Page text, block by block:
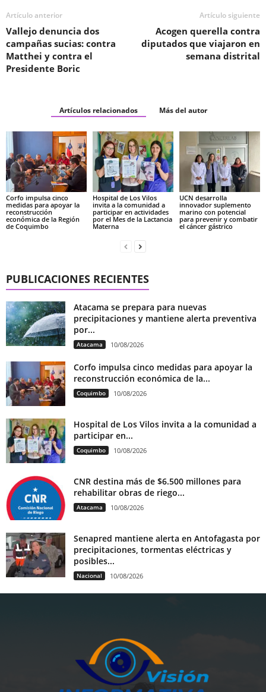
Artículo anterior
Vallejo denuncia dos
campañas sucias: contra
Matthei y contra el
Presidente Boric
Artículo siguiente
Acogen querella contra
diputados que viajaron en
semana distrital
Artículos relacionados Más del autor
Corfo impulsa cinco
medidas para apoyar la
reconstrucción
económica de la Región
de Coquimbo
Hospital de Los Vilos
invita a la comunidad a
participar en actividades
por el Mes de la Lactancia
Materna
UCN desarrolla
innovador suplemento
marino con potencial
para prevenir y combatir
el cáncer gástrico
PUBLICACIONES RECIENTES
Atacama se prepara para nuevas
precipitaciones y mantiene alerta preventiva
por...
Atacama 10/08/2026
Corfo impulsa cinco medidas para apoyar la
reconstrucción económica de la...
Coquimbo 10/08/2026
Hospital de Los Vilos invita a la comunidad a
participar en...
Coquimbo 10/08/2026
CNR destina más de $6.500 millones para
rehabilitar obras de riego...
Atacama 10/08/2026
Senapred mantiene alerta en Antofagasta por
precipitaciones, tormentas eléctricas y
posibles...
Nacional 10/08/2026